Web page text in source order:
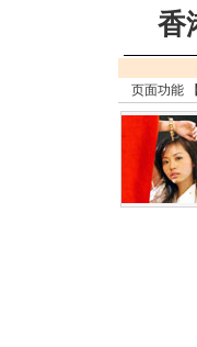
香
页面功能 【